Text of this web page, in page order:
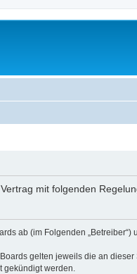
mit folgenden
ab (im Folgenden
gelten jeweils die an
gekündigt werden.